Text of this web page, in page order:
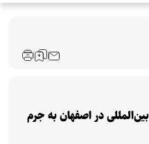
در اصفهان به جرم